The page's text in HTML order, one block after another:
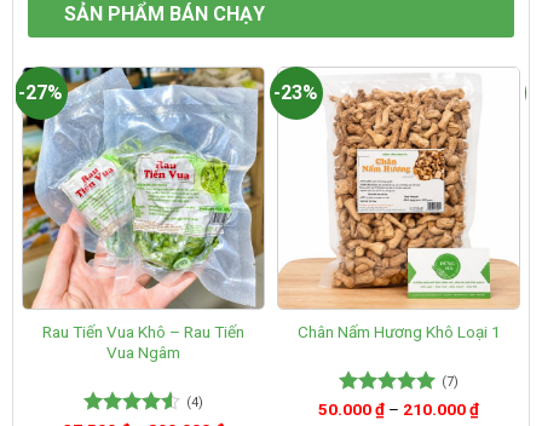
SẢN PHẨM BÁN CHẠY
-27%
Rau Tiến Vua Khô – Rau Tiến
Vua Ngâm
(4)
-23%
Chân Nấm Hương Khô Loại 1
Được xếp
(7)
50.000₫ – 210.000₫